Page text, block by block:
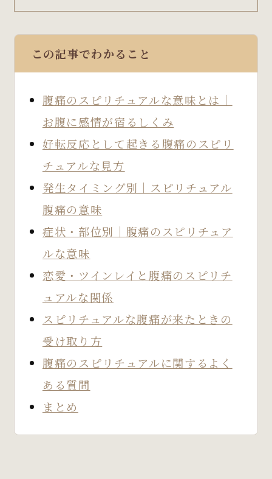
この記事でわかること
腹痛のスピリチュアルな意味とは｜
お腹に感情が宿るしくみ
好転反応として起きる腹痛のスピリ
チュアルな見方
発生タイミング別｜スピリチュアル
腹痛の意味
症状・部位別｜腹痛のスピリチュア
ルな意味
恋愛・ツインレイと腹痛のスピリチ
ュアルな関係
スピリチュアルな腹痛が来たときの
受け取り方
腹痛のスピリチュアルに関するよく
ある質問
まとめ